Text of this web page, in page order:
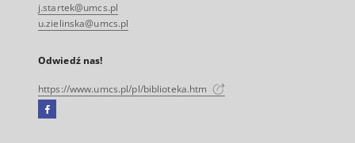
j.startek@umcs.pl
u.zielinska@umcs.pl
Odwiedź nas!
https://www.umcs.pl/pl/biblioteka.htm
Facebook